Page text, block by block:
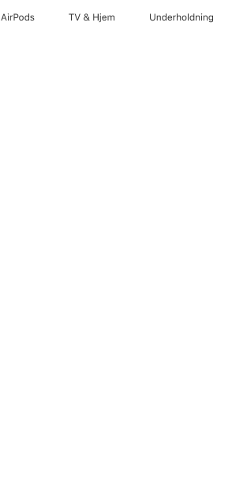
AirPods TV og Hjem Underholdning